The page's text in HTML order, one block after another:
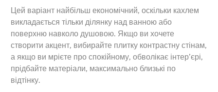
Цей варіант найбільш економічний, оскільки кахлем
викладається тільки ділянку над ванною або
поверхню навколо душовою. Якщо ви хочете
створити акцент, вибирайте плитку контрастну стінам,
а якщо ви мрієте про спокійному, обволікає інтер’єрі,
прідбайте матеріали, максимально близькі по
відтінку.